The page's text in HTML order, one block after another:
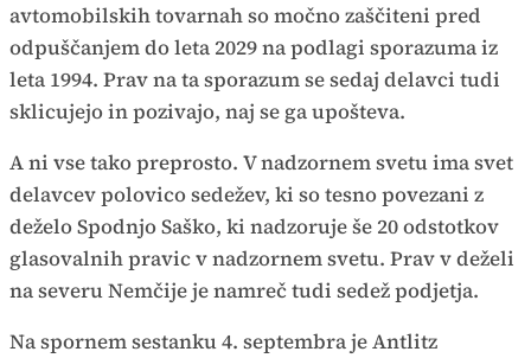
avtomobilskih tovarnah so močno zaščiteni pred
odpuščanjem do leta 2029 na podlagi sporazuma iz
leta 1994. Prav na ta sporazum se sedaj delavci tudi
sklicujejo in pozivajo, naj se ga upošteva.
A ni vse tako preprosto. V nadzornem svetu ima svet
delavcev polovico sedežev, ki so tesno povezani z
deželo Spodnjo Saško, ki nadzoruje še 20 odstotkov
glasovalnih pravic v nadzornem svetu. Prav v deželi
na severu Nemčije je namreč tudi sedež podjetja.
Na spornem sestanku 4. septembra je Antlitz